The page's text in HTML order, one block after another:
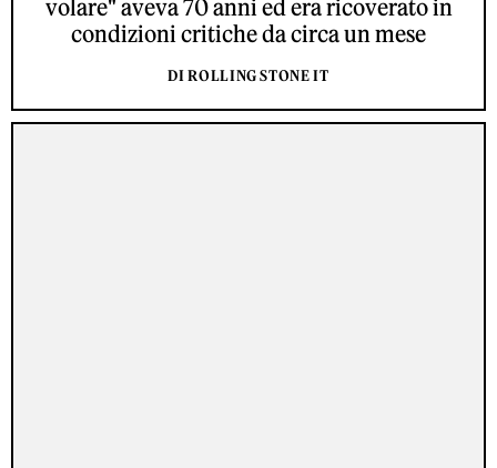
volare" aveva 70 anni ed era ricoverato in
condizioni critiche da circa un mese
DI ROLLING STONE IT